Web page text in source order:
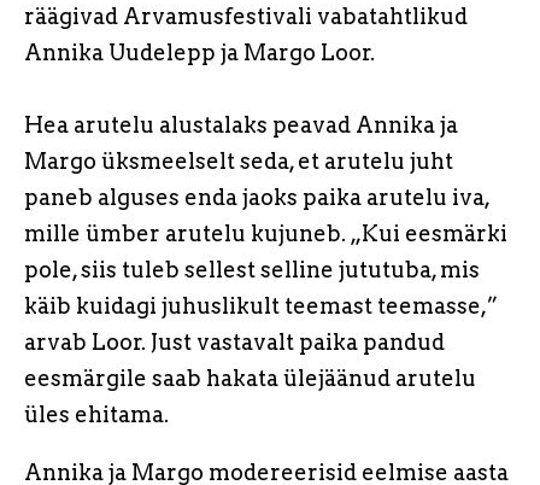
räägivad Arvamusfestivali vabatahtlikud
Annika Uudelepp ja Margo Loor.
Hea arutelu alustalaks peavad Annika ja
Margo üksmeelselt seda, et arutelu juht
paneb alguses enda jaoks paika arutelu iva,
mille ümber arutelu kujuneb. „Kui eesmärki
pole, siis tuleb sellest selline jututuba, mis
käib kuidagi juhuslikult teemast teemasse,”
arvab Loor. Just vastavalt paika pandud
eesmärgile saab hakata ülejäänud arutelu
üles ehitama.
Annika ja Margo modereerisid eelmise aasta